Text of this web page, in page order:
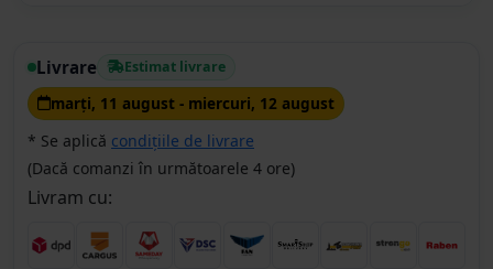
Livrare Estimat livrare
marţi, 11 august - miercuri, 12 august
* Se aplică condițiile de livrare
(Dacă comanzi în următoarele 4 ore)
Livram cu: